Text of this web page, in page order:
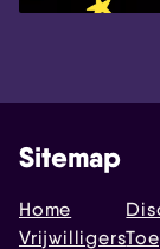
Sitemap
Home
Vrijwilligers